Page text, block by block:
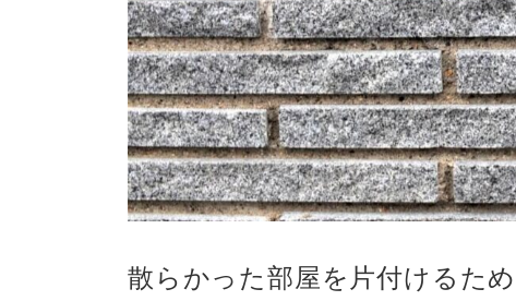
散らかった部屋を片付けるた